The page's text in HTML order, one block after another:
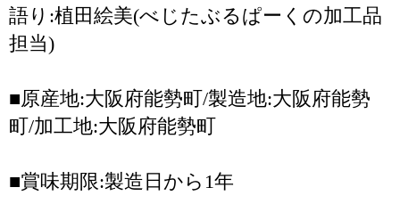
語り:植田絵美(べじたぶるぱーくの加工品
担当)
■原産地:大阪府能勢町/製造地:大阪府能勢
町/加工地:大阪府能勢町
■賞味期限:製造日から1年